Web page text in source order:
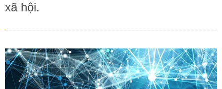
xã hội.